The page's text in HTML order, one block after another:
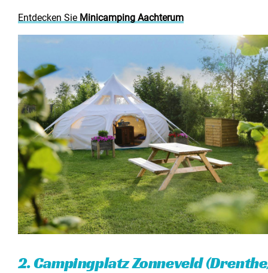
Entdecken Sie Minicamping Aachterum
2. Campingplatz Zonneveld